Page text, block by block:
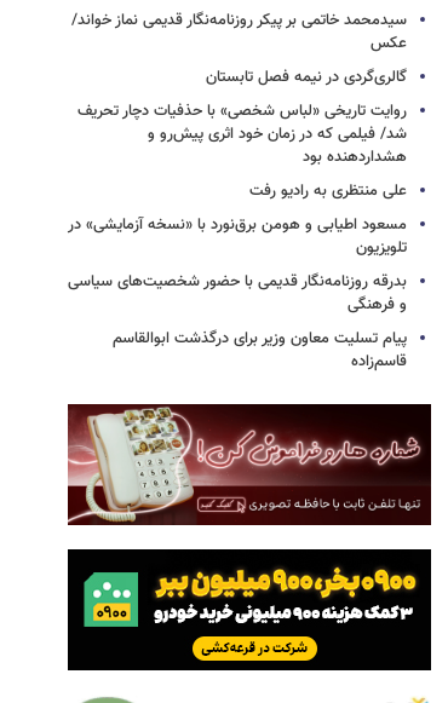
سیدمحمد خاتمی بر پیکر روزنامه‌نگار قدیمی نماز خواند/
عکس
گالری‌گردی در نیمه فصل تابستان
روایت تاریخی «لباس شخصی» با حذفیات دچار تحریف
شد/ فیلمی که در زمان خود اثری پیش‌رو و
هشداردهنده بود
علی منتظری به رادیو رفت
مسعود اطیابی و هومن برق‌نورد با «نسخه آزمایشی» در
تلویزیون
بدرقه روزنامه‌نگار قدیمی با حضور شخصیت‌های سیاسی
و فرهنگی
پیام تسلیت معاون وزیر برای درگذشت ابوالقاسم
قاسم‌زاده